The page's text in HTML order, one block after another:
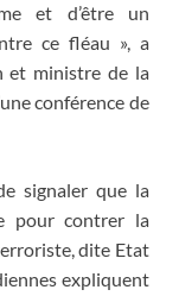
et d’être un
ce fléau », a
et ministre de la
conférence de
signaler que la
pour contrer la
dite Etat
expliquent